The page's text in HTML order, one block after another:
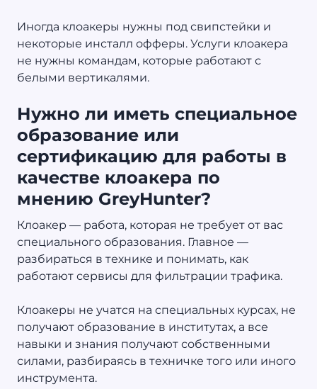
Иногда клоакеры нужны под свипстейки и
некоторые инсталл офферы. Услуги клоакера
не нужны командам, которые работают с
белыми вертикалями.
Нужно ли иметь специальное
образование или
сертификацию для работы в
качестве клоакера по
мнению GreyHunter?
Клоакер — работа, которая не требует от вас
специального образования. Главное —
разбираться в технике и понимать, как
работают сервисы для фильтрации трафика.
Клоакеры не учатся на специальных курсах, не
получают образование в институтах, а все
навыки и знания получают собственными
силами, разбираясь в техничке того или иного
инструмента.